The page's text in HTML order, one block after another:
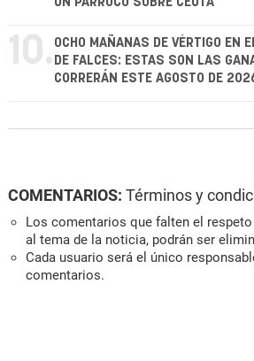
10. OCHO MAÑANAS DE VÉRTIGO EN
DE FALCES: ESTAS SON LAS
CORRERÁN ESTE AGOSTO DE
COMENTARIOS: Términos y
Los comentarios que falten el
al tema de la noticia, podrán ser
Cada usuario será el único
comentarios.